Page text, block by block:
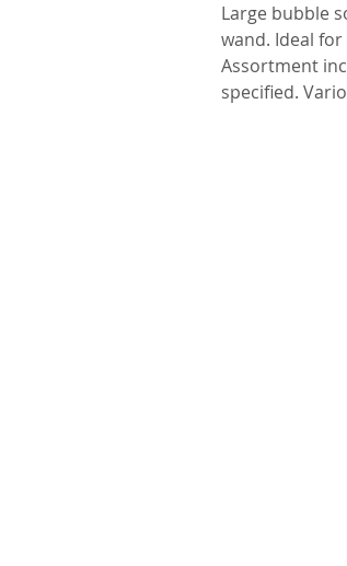
Large bubble
wand. Ideal
Assortment
specified.